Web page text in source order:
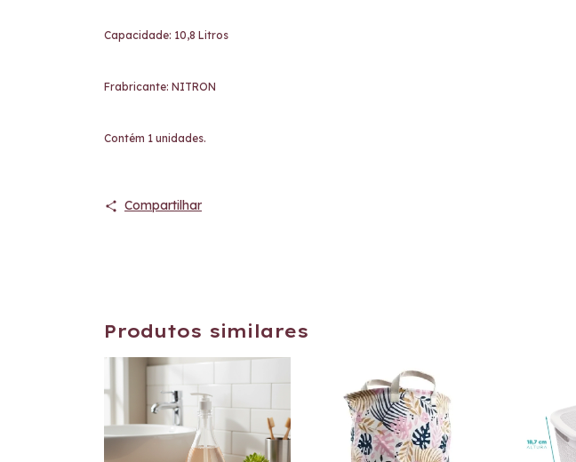
Capacidade: 10,8 Litros
Frabricante: NITRON
Contém 1 unidades.
Compartilhar
Produtos similares